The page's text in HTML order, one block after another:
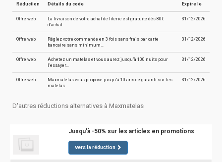
Réduction Détails du code Expire le
Offre web
La livraison de votre achat de literie est gratuite dès 80€
d’achat…
31/12/2026
Offre web
Réglez votre commande en 3 fois sans frais par carte
bancaire sans minimum…
31/12/2026
Offre web
Achetez un matelas et vous aurez jusqu’à 100 nuits pour
l’essayer…
31/12/2026
Offre web
Maxmatelas vous propose jusqu’à 10 ans de garanti sur les
matelas
31/12/2026
D'autres réductions alternatives à Maxmatelas
Jusqu'à -50% sur les articles en promotions
vers la réduction